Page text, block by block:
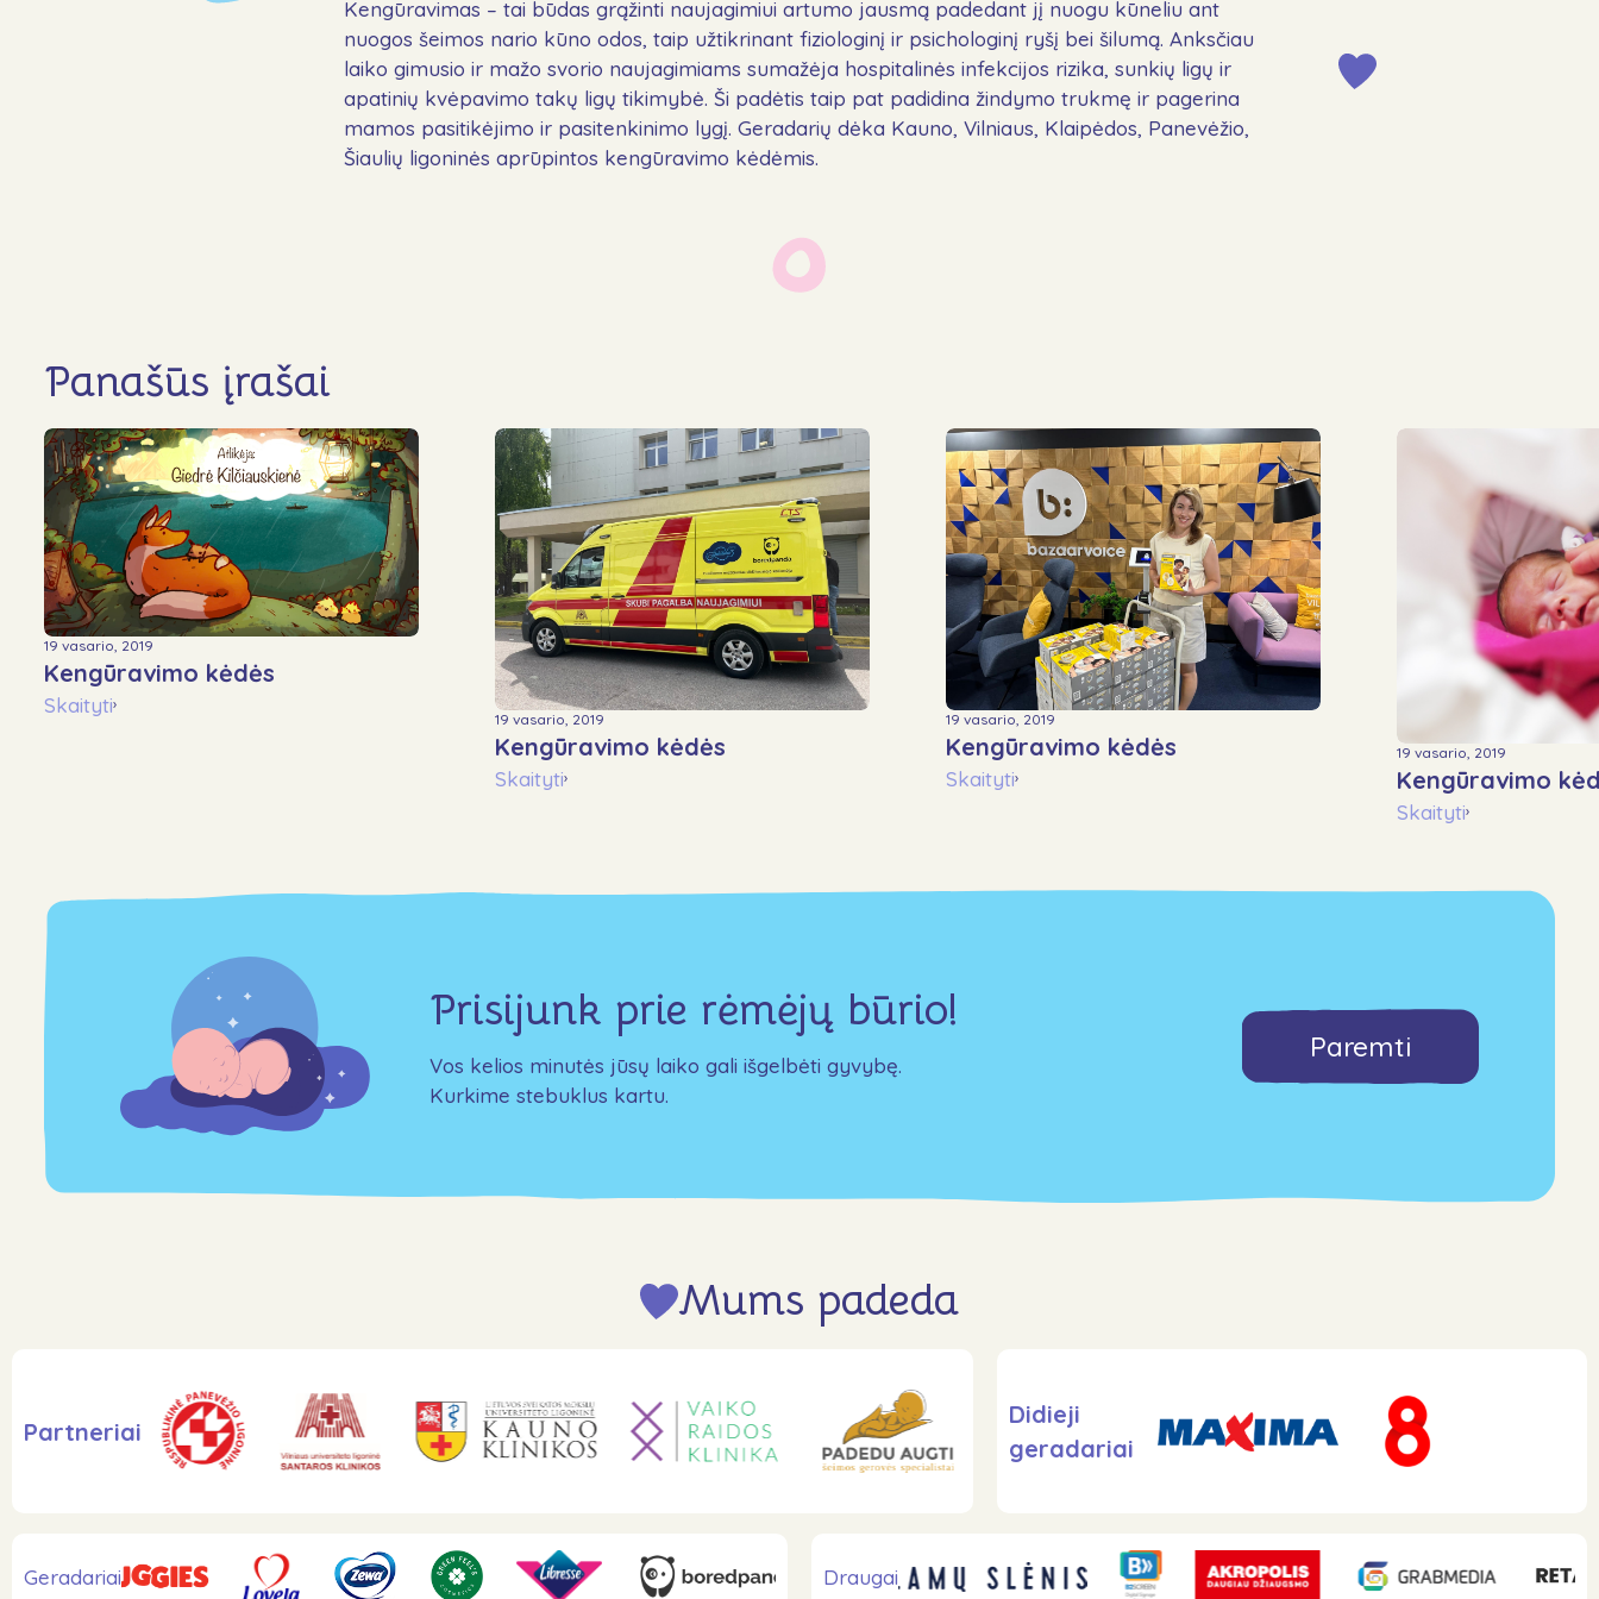
Naujienos
DUK
Kontaktai
Kengūravimas – tai būdas grąžinti naujagimiui artumo jausmą padedant jį nuogu kūneliu ant
nuogos šeimos nario kūno odos, taip užtikrinant fiziologinį ir psichologinį ryšį bei šilumą. Anksčiau
laiko gimusio ir mažo svorio naujagimiams sumažėja hospitalinės infekcijos rizika, sunkių ligų ir
apatinių kvėpavimo takų ligų tikimybė. Ši padėtis taip pat padidina žindymo trukmę ir pagerina
mamos pasitikėjimo ir pasitenkinimo lygį. Geradarių dėka Kauno, Vilniaus, Klaipėdos, Panevėžio,
Šiaulių ligoninės aprūpintos kengūravimo kėdėmis.
Panašūs įrašai
19 vasario, 2019
Kengūravimo kėdės
Skaityti›
19 vasario, 2019
Kengūravimo kėdės
Skaityti›
19 vasario, 2019
Kengūravimo kėdės
Skaityti›
19 vasario, 2019
Kengūravimo
Skaityti›
Prisijunk prie rėmėjų būrio!
Vos kelios minutės jūsų laiko gali išgelbėti gyvybę.
Kurkime stebuklus kartu.
Paremti
Mums padeda
Partneriai
Didieji
geradariai
Geradariai Draugai